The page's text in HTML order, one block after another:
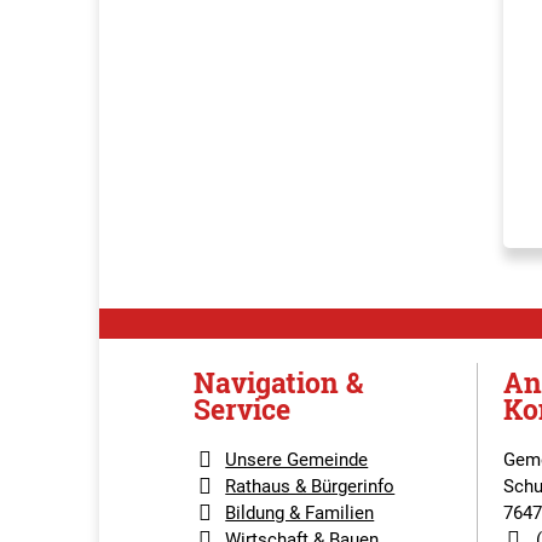
Navigation &
Service
Unsere Gemeinde
Rathaus & Bürgerinfo
Bildung & Familien